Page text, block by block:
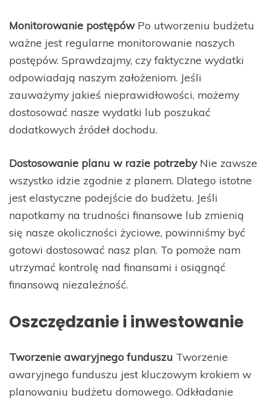
Monitorowanie postępówPo utworzeniu budżetu
ważne jest regularne monitorowanie naszych
postępów. Sprawdzajmy, czy faktyczne wydatki
odpowiadają naszym założeniom. Jeśli
zauważymy jakieś nieprawidłowości, możemy
dostosować nasze wydatki lub poszukać
dodatkowych źródeł dochodu.
Dostosowanie planu w razie potrzebyNie zawsze
wszystko idzie zgodnie z planem. Dlatego istotne
jest elastyczne podejście do budżetu. Jeśli
napotkamy na trudności finansowe lub zmienią
się nasze okoliczności życiowe, powinniśmy być
gotowi dostosować nasz plan. To pomoże nam
utrzymać kontrolę nad finansami i osiągnąć
finansową niezależność.
Oszczędzanie i inwestowanie
Tworzenie awaryjnego funduszu Tworzenie
awaryjnego funduszu jest kluczowym krokiem w
planowaniu budżetu domowego. Odkładanie